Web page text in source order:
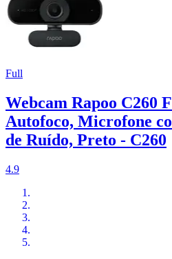
Full
Webcam Rapoo C260
Autofoco, Microfone
de Ruído, Preto - C260
4.9